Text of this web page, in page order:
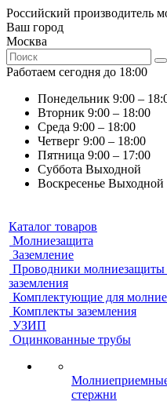
Российский производитель
Ваш город
Москва
Работаем сегодня до 18:00
Понедельник 9:00 –
Вторник 9:00 – 18:00
Среда 9:00 – 18:00
Четверг 9:00 – 18:00
Пятница 9:00 – 17:00
Суббота Выходной
Воскресенье Выходной
Каталог товаров
Молниезащита
Заземление
Проводники молниезащиты
заземления
Комплектующие для
Комплекты заземления
УЗИП
Оцинкованные трубы
стержни